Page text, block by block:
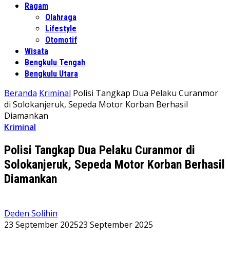
Ragam
Olahraga
Lifestyle
Otomotif
Wisata
Bengkulu Tengah
Bengkulu Utara
Beranda Kriminal Polisi Tangkap Dua Pelaku Curanmor
di Solokanjeruk, Sepeda Motor Korban Berhasil
Diamankan
Kriminal
Polisi Tangkap Dua Pelaku Curanmor di
Solokanjeruk, Sepeda Motor Korban Berhasil
Diamankan
Deden Solihin
23 September 202523 September 2025